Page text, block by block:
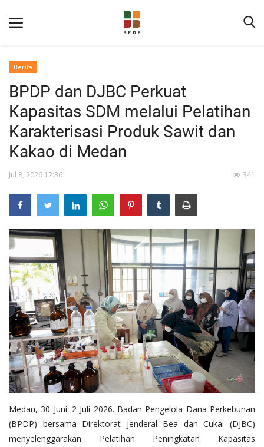
Informasi Publik
Program Layanan
Pengumuman
Tentang Sawit
Riset
Hubungi Kami
Indonesia
Berita
BPDP dan DJBC Perkuat
Kapasitas SDM melalui Pelatihan
Karakterisasi Produk Sawit dan
Kakao di Medan
Jul 8, 2026 12:36 341
Medan, 30 Juni–2 Juli 2026. Badan Pengelola Dana Perkebunan
(BPDP) bersama Direktorat Jenderal Bea dan Cukai (DJBC)
menyelenggarakan Pelatihan Peningkatan Kapasitas